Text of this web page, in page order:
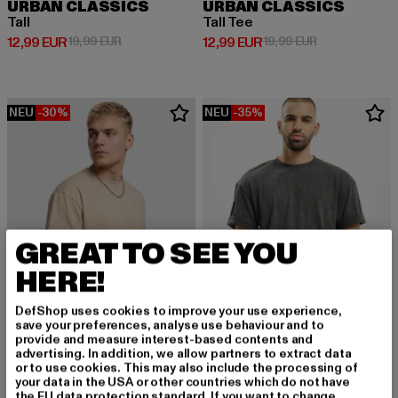
URBAN CLASSICS
Tall
12,99 EUR
Derzeitiger Preis: 12,99 EUR
19,99 EURAktionspreis: 19,99 EUR
URBAN CLASSICS
Tall Tee
12,99 EUR
Derzeitiger Preis: 12,99 EUR
19,99 EURAktionspreis:
NEU -30%
URBAN CLASSICS
NEU -35%
URBAN CLASSICS
Tall Tee
19,99 EURAktionspreis:
GREAT TO SEE YOU
HERE!
DefShop uses cookies to improve your use experience,
save your preferences, analyse use behaviour and to
provide and measure interest-based contents and
advertising. In addition, we allow partners to extract data
or to use cookies. This may also include the processing of
your data in the USA or other countries which do not have